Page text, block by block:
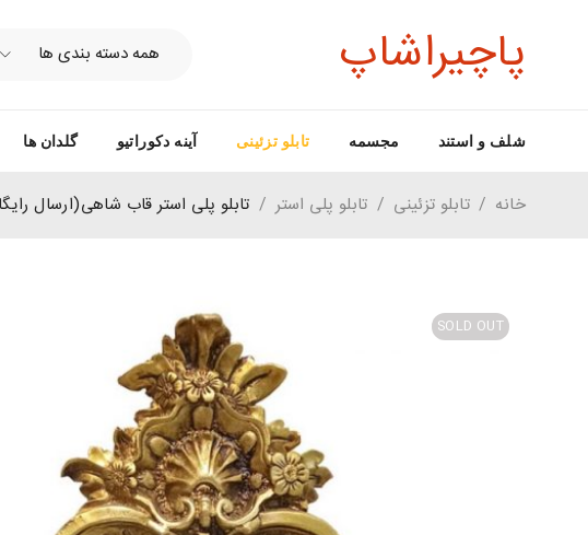
پاچیراشاپ
شلف و استند مجسمه تابلو تزئینی آینه دکوراتیو گلدان ها
خانه / تابلو تزئینی / تابلو پلی استر / تابلو پلی استر قاب شاهی(ارسال
SOLD OUT